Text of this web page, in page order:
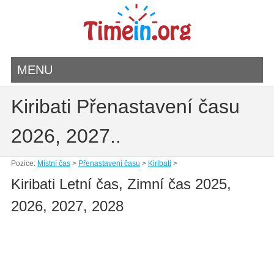
MENU
Kiribati Přenastavení času
2026, 2027..
Pozice: Místní čas> Přenastavení času > Kiribati >
Kiribati Letní čas, Zimní čas 2025,
2026, 2027, 2028